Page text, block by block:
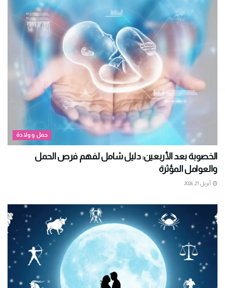
حمل وولادة
الخصوبة بعد الأربعين: دليل شامل لفهم فرص الحمل
والعوامل المؤثرة
أبريل 21, 2026